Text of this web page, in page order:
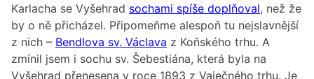
Karlacha se Vyšehrad sochami spíše doplňoval, než že
by o ně přicházel. Připomeňme alespoň tu nejslavnější
z nich – Bendlova sv. Václava z Koňského trhu. A
zmínil jsem i sochu sv. Šebestiána, která byla na
Vyšehrad přenesena v roce 1893 z Vaječného trhu. Je